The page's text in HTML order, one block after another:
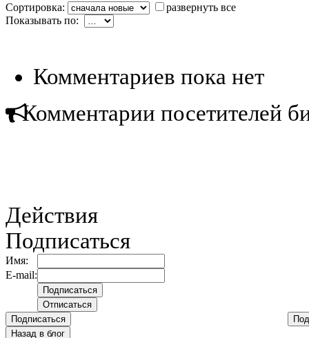
Сортировка:
развернуть все
Показывать по:
Комментариев пока нет
Комментарии посетителей
Действия
Подписаться
Имя:
E-mail:
Подписаться
Назад в блог